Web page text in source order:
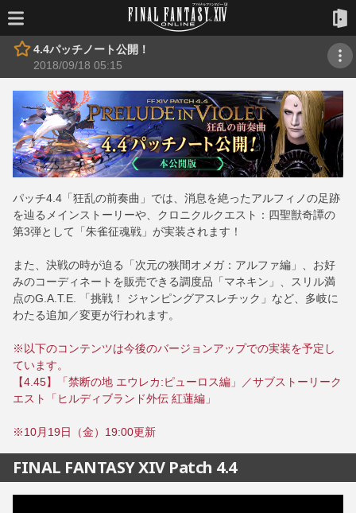
4.4パッチノート公開！
2018/09/18 05:15
パッチ4.4「狂乱の前奏曲」では、消息を絶ったアルフィノの足跡
を辿るメインストーリーや、クロニクルクエスト：四聖獣奇譚の
第3弾として「朱雀征魂戦」が実装されます！
また、決戦の時が迫る「次元の狭間オメガ：アルファ編」、お好
みのコーディネートを販売できる調度品「マネキン」、スリル満
点のG.A.T.E. 「挑戦！ ジャンピングアスレチック」など、多岐に
わたる追加／変更が行われます。
※以下のコンテンツは今後のバージョンアップでの実装を予定し
ています。
【4.45】「禁断の地 エウレカ:ピューロス編」／サブストーリーク
エスト「ヒルディブランド外伝 紅蓮編」
※10月19日（金）19:00更新
FINAL FANTASY XIV Patch 4.4